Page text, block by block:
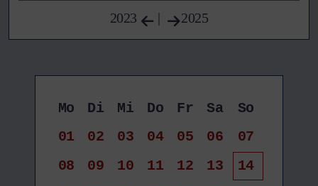
2023 | 2025
Mo Di Mi Do Fr Sa
So
01
02 03 04 05 06
07
08
09 10 11 12 13
14